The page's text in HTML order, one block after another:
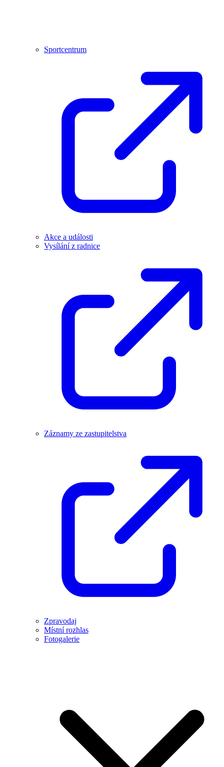
Sportcentrum
Akce a události
Vysílání z radnice
Záznamy ze zastupitelstva
Zpravodaj
Místní rozhlas
Fotogalerie